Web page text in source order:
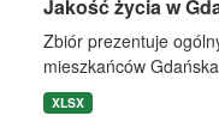
Jakość życia w
Zbiór prezentuje
mieszkańców
XLSX